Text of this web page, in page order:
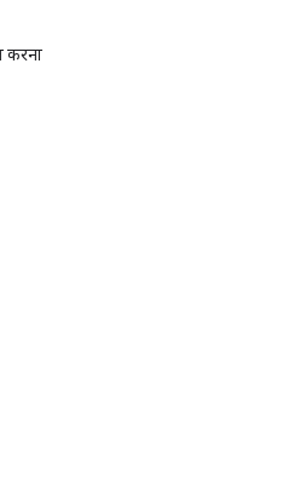
करना